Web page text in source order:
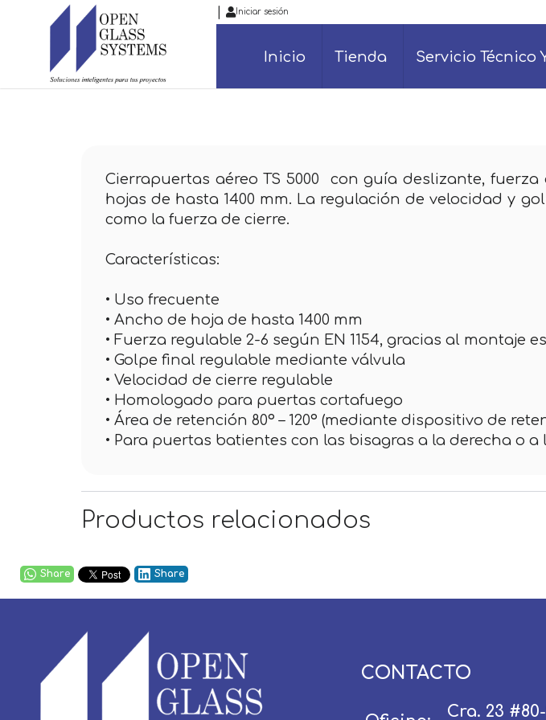
Iniciar sesión
Inicio Tienda Servicio Técnico
Cierrapuertas aéreo TS 5000 con guía deslizante,
hojas de hasta 1400 mm. La regulación de velocidad y
como la fuerza de cierre.
Características:
• Uso frecuente
• Ancho de hoja de hasta 1400 mm
• Fuerza regulable 2-6 según EN 1154, gracias al montaje
• Golpe final regulable mediante válvula
• Velocidad de cierre regulable
• Homologado para puertas cortafuego
• Área de retención 80º – 120º (mediante dispositivo de
• Para puertas batientes con las bisagras a la derecha o
Productos relacionados
Share Share
CONTACTO
Cra. 23
Recordar